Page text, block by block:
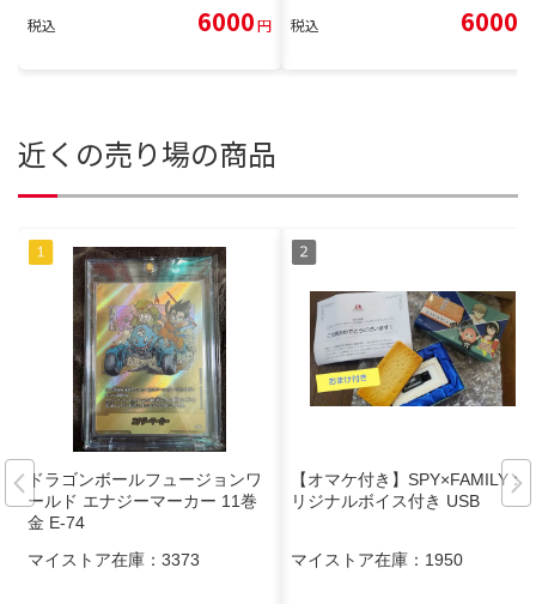
税込 6000円 税込 6000
近くの売り場の商品
ドラゴンボールフュージョンワ
ールド エナジーマーカー 11巻
金 E-74
マイストア在庫： 3373
【オマケ付き】SPY×FAMILY オ
リジナルボイス付き USB
マイストア在庫： 1950